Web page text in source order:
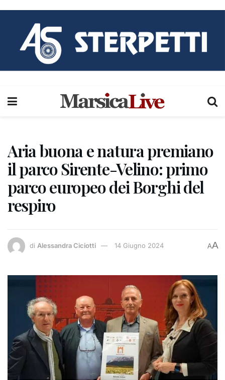
Aria buona e natura premiano
il parco Sirente-Velino: primo
parco europeo dei Borghi del
respiro
di Alessandra Ciciotti 14 Giugno 2024 AA